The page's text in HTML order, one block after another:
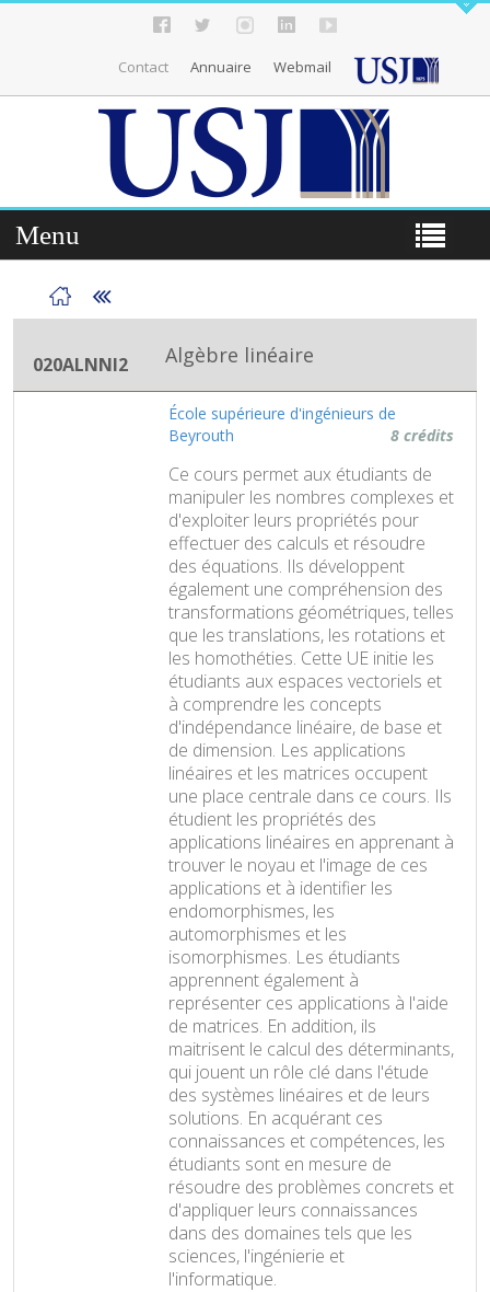
Contact Annuaire Webmail
Menu
020ALNNI2 Algèbre linéaire
École supérieure d'ingénieurs de
Beyrouth
8 crédits
Ce cours permet aux étudiants de
manipuler les nombres complexes et
d'exploiter leurs propriétés pour
effectuer des calculs et résoudre
des équations. Ils développent
également une compréhension des
transformations géométriques, telles
que les translations, les rotations et
les homothéties. Cette UE initie les
étudiants aux espaces vectoriels et
à comprendre les concepts
d'indépendance linéaire, de base et
de dimension. Les applications
linéaires et les matrices occupent
une place centrale dans ce cours. Ils
étudient les propriétés des
applications linéaires en apprenant à
trouver le noyau et l'image de ces
applications et à identifier les
endomorphismes, les
automorphismes et les
isomorphismes. Les étudiants
apprennent également à
représenter ces applications à l'aide
de matrices. En addition, ils
maitrisent le calcul des déterminants,
qui jouent un rôle clé dans l'étude
des systèmes linéaires et de leurs
solutions. En acquérant ces
connaissances et compétences, les
étudiants sont en mesure de
résoudre des problèmes concrets et
d'appliquer leurs connaissances
dans des domaines tels que les
sciences, l'ingénierie et
l'informatique.